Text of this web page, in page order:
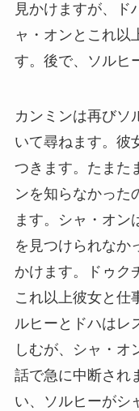
見かけますが、ド
ャ・オンとこれ以
す。後で、ソルヒ
カンミンは再びソ
いて尋ねます。彼
つきます。たまた
ンを知らなかった
ます。シャ・オン
を見つけられなか
かけます。ドゥク
これ以上彼女と仕
ルヒーとドハはレ
しむが、シャ・オ
話で急に中断され
い、ソルヒーがシ